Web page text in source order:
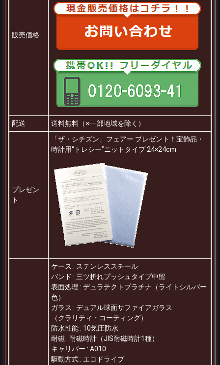
販売価格
配送 送料無料（※一部地域を除く）
プレゼン
ト
「ザ・シチズン」フェアー プレゼント！宝飾品・
時計用“トレシー”ニットタイプ 24×24cm
ケース : ステンレススチール
バンド : 三ツ折れプッシュタイプ中留
表面処理 : デュラテクトプラチナ（ライトシルバー
色）
ガラス : デュアル球面サファイアガラス
（クラリティ・コーティング）
防水性能: 10気圧防水
耐磁: 耐磁時計（JIS耐磁時計1種）
キャリバー : A010
駆動方式: エコドライブ